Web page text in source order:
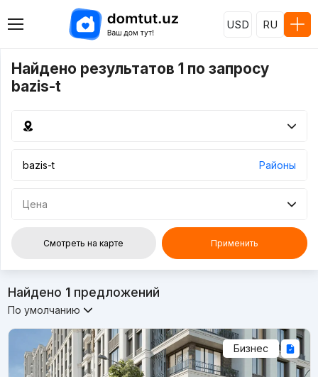
USD RU
Найдено результатов 1 по запросу
bazis-t
Районы
Цена
Смотреть на карте Применить
Найдено 1предложений
По умолчанию
Бизнес